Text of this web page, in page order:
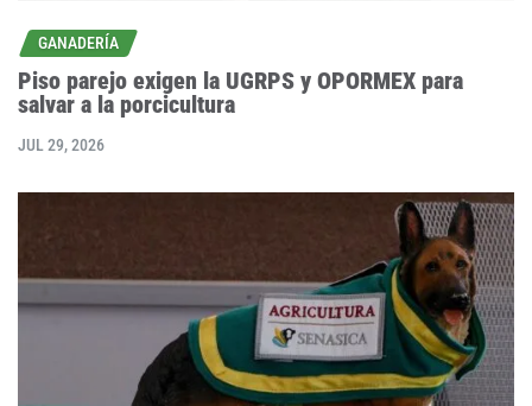
GANADERÍA
Piso parejo exigen la UGRPS y OPORMEX para
salvar a la porcicultura
JUL 29, 2026